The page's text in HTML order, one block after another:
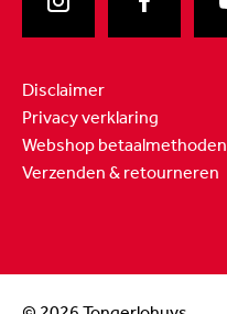
Disclaimer
Privacy verklaring
Webshop betaalmethoden
Verzenden & retourneren